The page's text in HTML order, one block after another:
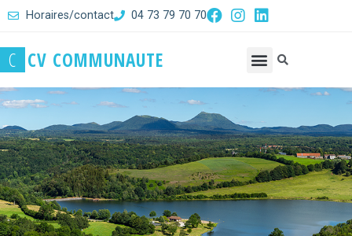
Horaires/contact 04 73 79 70 70
C CV COMMUNAUTE